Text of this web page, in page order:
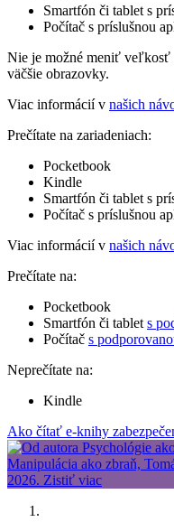
Smartfón či tablet s
Počítač s príslušnou
Nie je možné meniť veľkosť
väčšie obrazovky.
Viac informácií v našich
Prečítate na zariadeniach:
Pocketbook
Kindle
Smartfón či tablet s
Počítač s príslušnou
Viac informácií v našich
Prečítate na:
Pocketbook
Smartfón či tablet s
Počítač s
Neprečítate na:
Kindle
Ako čítať e-knihy